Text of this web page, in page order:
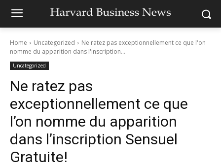
Home Uncategorized
Ne ratez pas exceptionnellement ce que l'on
nomme du apparition dans l'inscription...
Uncategorized
Ne ratez pas
exceptionnellement ce que
l’on nomme du apparition
dans l’inscription Sensuel
Gratuite!